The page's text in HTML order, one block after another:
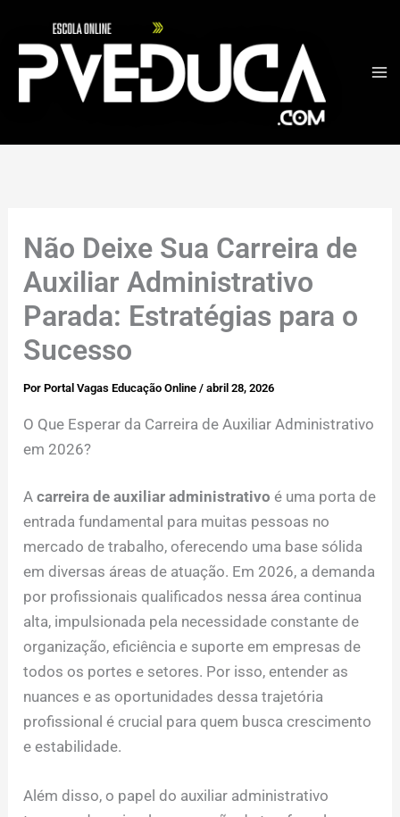
Não Deixe Sua Carreira de
Auxiliar Administrativo
Parada: Estratégias para o
Sucesso
PorPortal Vagas Educação Online/abril 28, 2026
O Que Esperar da Carreira de Auxiliar Administrativo
em 2026?
Acarreira de auxiliar administrativo é uma porta de
entrada fundamental para muitas pessoas no
mercado de trabalho, oferecendo uma base sólida
em diversas áreas de atuação. Em 2026, a demanda
por profissionais qualificados nessa área continua
alta, impulsionada pela necessidade constante de
organização, eficiência e suporte em empresas de
todos os portes e setores. Por isso, entender as
nuances e as oportunidades dessa trajetória
profissional é crucial para quem busca crescimento
e estabilidade.
Além disso, o papel do auxiliar administrativo